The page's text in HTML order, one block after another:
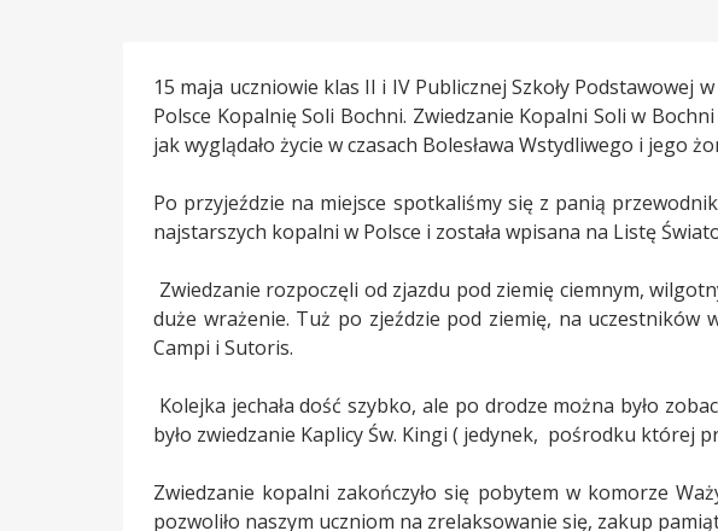
15 maja uczniowie klas II i IV Publicznej Szkoły Podstawowej
Polsce Kopalnię Soli Bochni. Zwiedzanie Kopalni Soli w
jak wyglądało życie w czasach Bolesława Wstydliwego i jego
Po przyjeździe na miejsce spotkaliśmy się z panią
najstarszych kopalni w Polsce i została wpisana na Listę
Zwiedzanie rozpoczęli od zjazdu pod ziemię ciemnym,
duże wrażenie. Tuż po zjeździe pod ziemię, na uczestników
Campi i Sutoris.
Kolejka jechała dość szybko, ale po drodze można było
było zwiedzanie Kaplicy Św. Kingi ( jedynek, pośrodku której
Zwiedzanie kopalni zakończyło się pobytem w komorze
pozwoliło naszym uczniom na zrelaksowanie się, zakup